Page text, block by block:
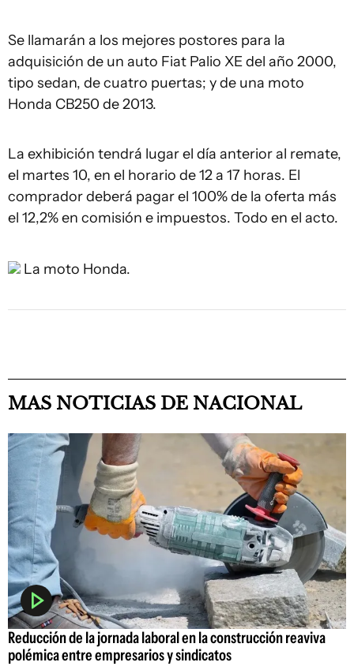
Se llamarán a los mejores postores para la
adquisición de un auto Fiat Palio XE del año 2000,
tipo sedan, de cuatro puertas; y de una moto
Honda CB250 de 2013.
La exhibición tendrá lugar el día anterior al remate,
el martes 10, en el horario de 12 a 17 horas. El
comprador deberá pagar el 100% de la oferta más
el 12,2% en comisión e impuestos. Todo en el acto.
La moto Honda.
MAS NOTICIAS DE NACIONAL
Reducción de la jornada laboral en la construcción reaviva
polémica entre empresarios y sindicatos